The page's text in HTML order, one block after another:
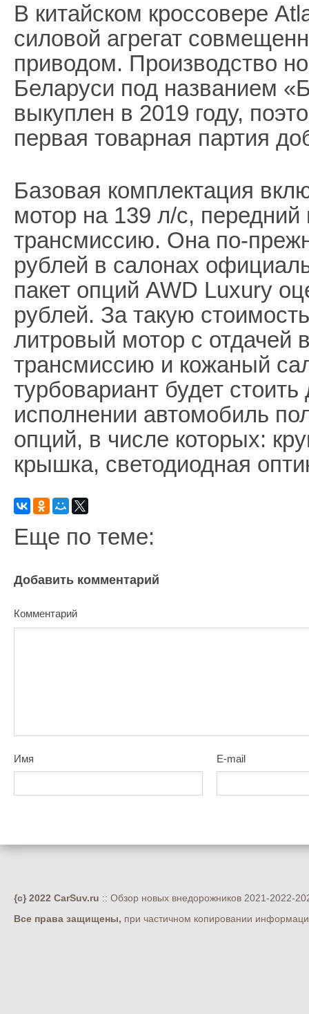
В китайском кроссовере
силовой агрегат
приводом. Производство
Беларуси под названием
выкуплен в 2019 году,
первая товарная партия
Базовая комплектация
мотор на 139 л/с,
трансмиссию. Она по-
рублей в салонах
пакет опций AWD Luxury
рублей. За такую
литровый мотор с отдачей
трансмиссию и кожаный
турбовариант будет
исполнении автомобиль
опций, в числе которых:
крышка, светодиодная
Еще по теме:
Добавить комментарий
Комментарий
Имя E-mail
{c} 2022 CarSuv.ru :: Обзор новых внедорожников 2021-2022-
Все права защищены, при частичном копировании